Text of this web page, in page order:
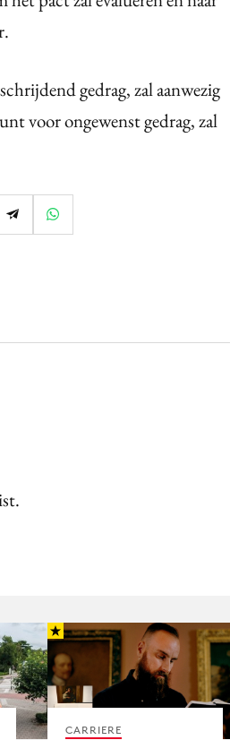
gedrag, zal aanwezig
voor ongewenst gedrag, zal
CARRIERE